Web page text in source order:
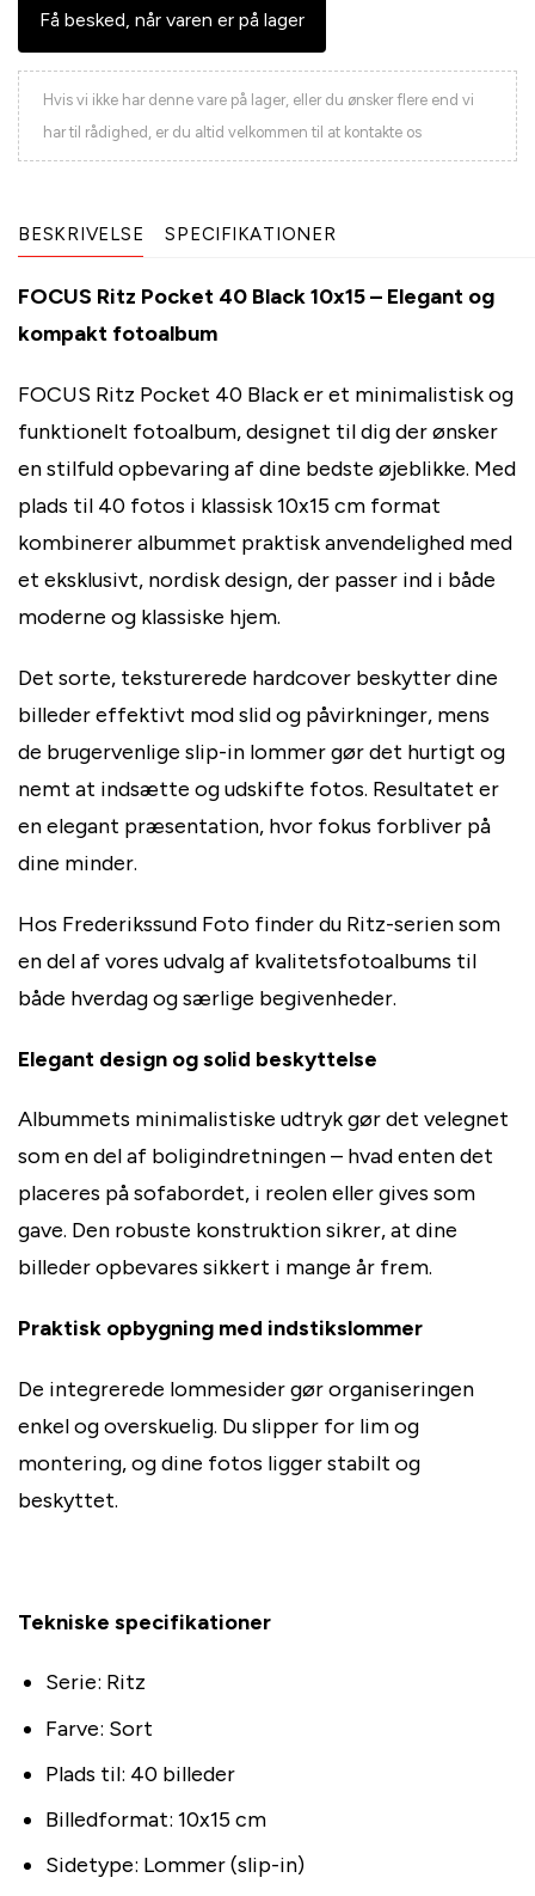
Få besked, når varen er på lager
Hvis vi ikke har denne vare på lager, eller du ønsker flere end vi
har til rådighed, er du altid velkommen til at kontakte os
BESKRIVELSE SPECIFIKATIONER
FOCUS Ritz Pocket 40 Black 10x15 – Elegant og
kompakt fotoalbum
FOCUS Ritz Pocket 40 Black er et minimalistisk og
funktionelt fotoalbum, designet til dig der ønsker
en stilfuld opbevaring af dine bedste øjeblikke. Med
plads til 40 fotos i klassisk 10x15 cm format
kombinerer albummet praktisk anvendelighed med
et eksklusivt, nordisk design, der passer ind i både
moderne og klassiske hjem.
Det sorte, teksturerede hardcover beskytter dine
billeder effektivt mod slid og påvirkninger, mens
de brugervenlige slip-in lommer gør det hurtigt og
nemt at indsætte og udskifte fotos. Resultatet er
en elegant præsentation, hvor fokus forbliver på
dine minder.
Hos Frederikssund Foto finder du Ritz-serien som
en del af vores udvalg af kvalitetsfotoalbums til
både hverdag og særlige begivenheder.
Elegant design og solid beskyttelse
Albummets minimalistiske udtryk gør det velegnet
som en del af boligindretningen – hvad enten det
placeres på sofabordet, i reolen eller gives som
gave. Den robuste konstruktion sikrer, at dine
billeder opbevares sikkert i mange år frem.
Praktisk opbygning med indstikslommer
De integrerede lommesider gør organiseringen
enkel og overskuelig. Du slipper for lim og
montering, og dine fotos ligger stabilt og
beskyttet.
Tekniske specifikationer
Serie: Ritz
Farve: Sort
Plads til: 40 billeder
Billedformat: 10x15 cm
Sidetype: Lommer (slip-in)